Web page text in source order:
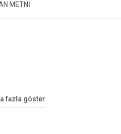
METNİ
fazla göster